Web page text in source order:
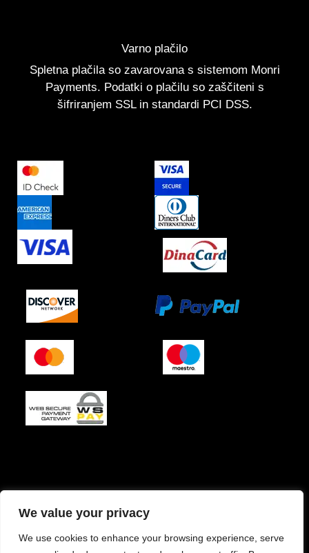
We value your privacy
We use cookies to enhance your browsing experience, serve
Varno plačilo
Spletna plačila so zavarovana s sistemom Monri
Payments. Podatki o plačilu so zaščiteni s
šifriranjem SSL in standardi PCI DSS.